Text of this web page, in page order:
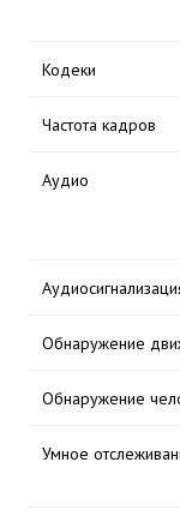
Кодеки
Частота кадров
Аудио
Обнаружение
Обнаружение
Умное